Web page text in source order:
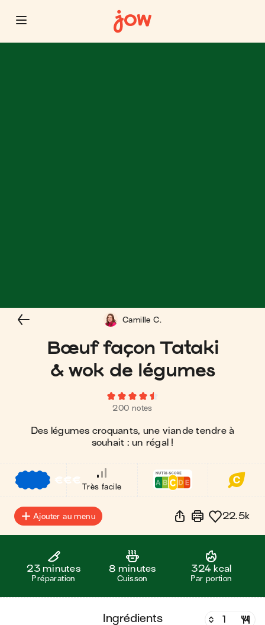
Bœuf façon Tataki
& wok de légumes
200 notes
Des légumes croquants, une viande tendre à
souhait : un régal !
Camille C.
€€€
Très facile
Ajouter au menu 22.5k
23 minutes
Préparation
8 minutes
Cuisson
324 kcal
Par portion
ingrédients